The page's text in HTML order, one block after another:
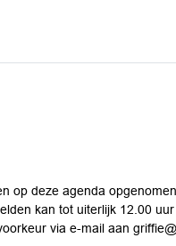
op deze agenda
kan tot uiterlijk 12.00
via e-mail aan